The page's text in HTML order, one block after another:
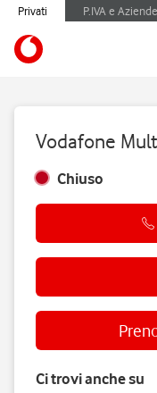
Privati P.IVA e Aziende
Vodafone
Chiuso
Ci trovi anche su